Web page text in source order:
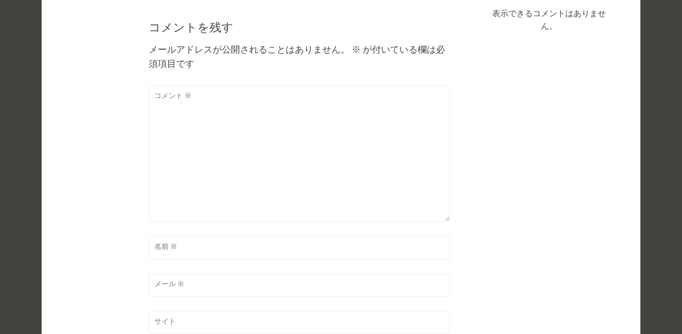
コメントを残す
メールアドレスが公開されることはありません。
※ が付いている欄は必
須項目です
コメント ※
名前 ※
メール ※
サイト
表示できるコメントはありませ
ん。